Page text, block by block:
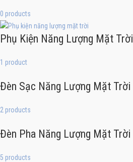
0 products
Phụ Kiện Năng Lượng Mặt Trời
1 product
Đèn Sạc Năng Lượng Mặt Trời
2 products
Đèn Pha Năng Lượng Mặt Trời
5 products